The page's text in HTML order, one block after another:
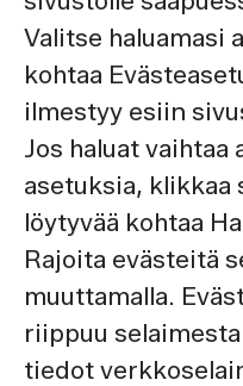
Valitse haluamasi
kohtaa
ilmestyy esiin
Jos haluat
asetuksia, klikkaa
löytyvää kohtaa
Rajoita evästeitä
muuttamalla.
riippuu
tiedot